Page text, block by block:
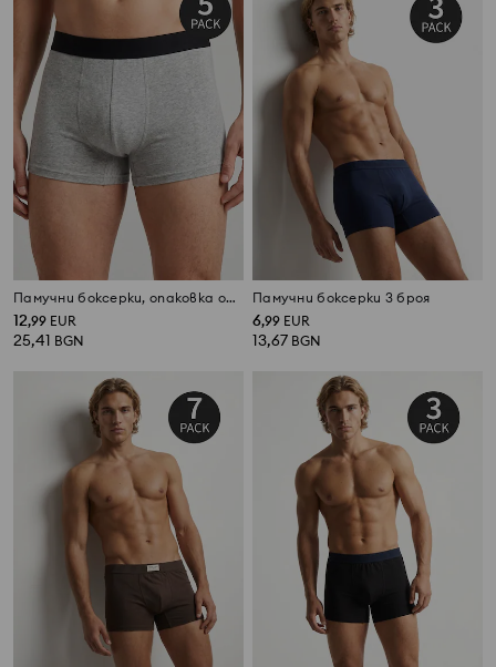
Памучни боксерки, опаковка от 5 броя
12,99 EUR
25,41 BGN
Памучни боксерки 3 броя
6,99 EUR
13,67 BGN